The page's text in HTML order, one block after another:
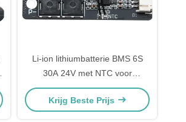
Li-ion lithiumbatterie BMS 6S
30A 24V met NTC voor
industriële energieopslag
Krijg Beste Prijs